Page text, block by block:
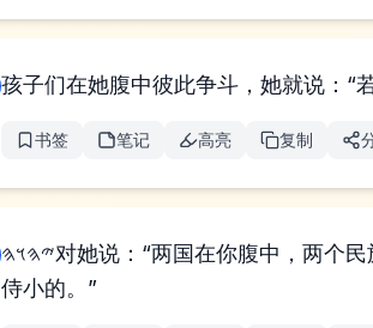
书签 笔记 高亮 复制
𐤉𐤄𐤅𐤄对她说：“两国在你腹中，两个民族要从你身上分出来。这一族必强于那一族，将来大的要服
侍小的。”